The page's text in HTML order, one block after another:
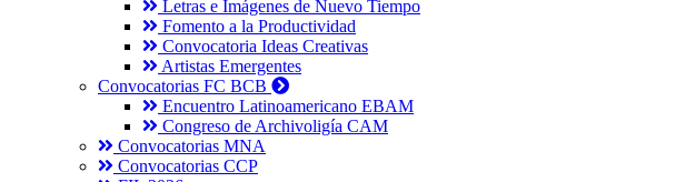
Letras e Imágenes de Nuevo Tiempo
Fomento a la Productividad
Convocatoria Ideas Creativas
Artistas Emergentes
Convocatorias FC BCB
Encuentro Latinoamericano EBAM
Congreso de Archivoligía CAM
Convocatorias MNA
Convocatorias CCP